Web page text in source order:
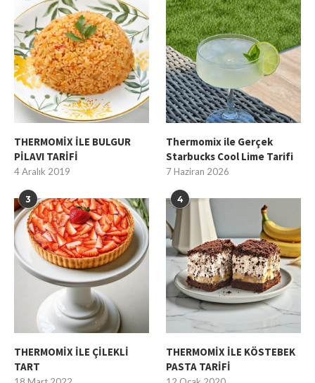
THERMOMİX İLE BULGUR
PİLAVI TARİFİ
4 Aralık 2019
Thermomix ile Gerçek
Starbucks Cool Lime Tarifi
7 Haziran 2026
3
THERMOMİX İLE ÇİLEKLİ
TART
4
THERMOMİX İLE KÖSTEBEK
PASTA TARİFİ